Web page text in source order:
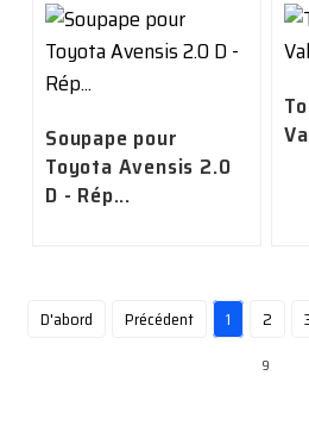
Soupape pour
Toyota Avensis 2.0
D - Rép...
D'abord Précédent 1 2
9